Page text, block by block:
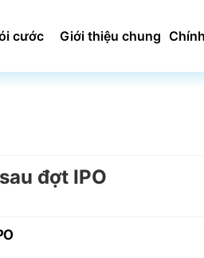
cước Giới thiệu chung
đợt IPO